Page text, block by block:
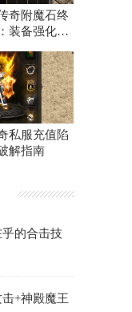
奇附魔石终
装备强化作
私服充值陷
解指南
的合击技
+神殿魔王